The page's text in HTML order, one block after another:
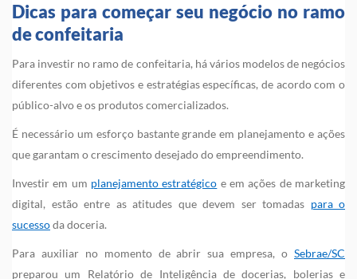
Dicas para começar seu negócio no ramo
de confeitaria
Para investir no ramo de confeitaria, há vários modelos de negócios
diferentes com objetivos e estratégias específicas, de acordo com o
público-alvo e os produtos comercializados.
É necessário um esforço bastante grande em planejamento e ações
que garantam o crescimento desejado do empreendimento.
Investir em um planejamento estratégico e em ações de marketing
digital, estão entre as atitudes que devem ser tomadas para o
sucessoda doceria.
Para auxiliar no momento de abrir sua empresa, o Sebrae/SC
preparou um Relatório de Inteligência de docerias, bolerias e